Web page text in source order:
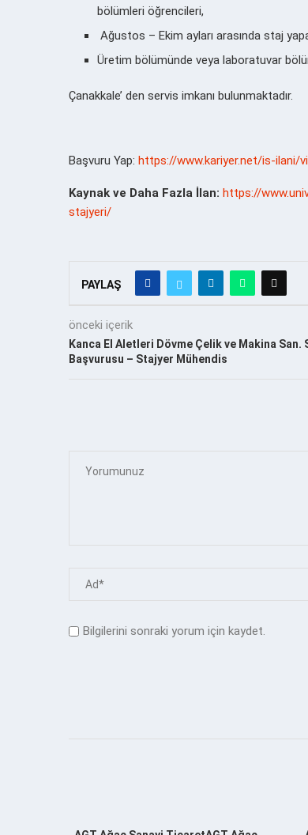
bölümleri öğrencileri,
Ağustos – Ekim ayları arasında staj
Üretim bölümünde veya laboratuvar
Çanakkale’ den servis imkanı bulunmaktadır.
Başvuru Yap: https://www.kariyer.net/is-ilani/
Kaynak ve Daha Fazla İlan: https://
stajyeri/
PAYLAŞ
önceki içerik
Kanca El Aletleri Dövme Çelik ve Makina San.
Başvurusu – Stajyer Mühendis
Bilgilerini sonraki yorum için kaydet.